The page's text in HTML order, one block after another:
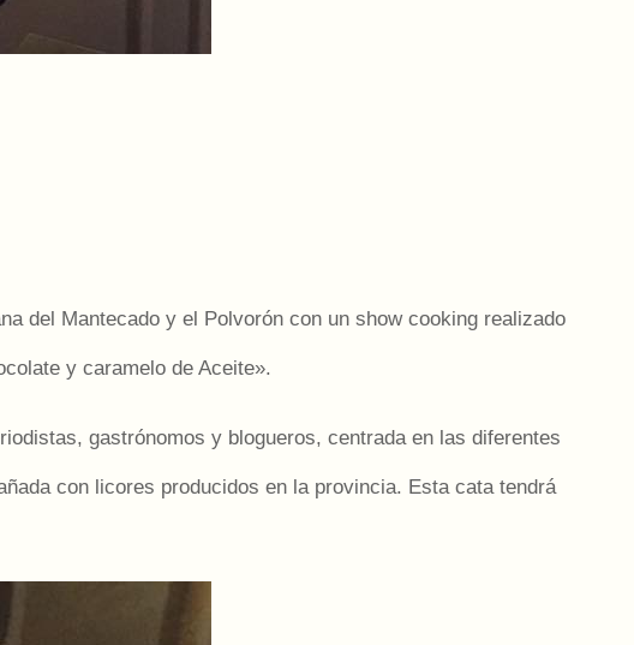
del Mantecado y el Polvorón con un show cooking realizado
y caramelo de Aceite».
gastrónomos y blogueros, centrada en las diferentes
con licores producidos en la provincia. Esta cata tendrá